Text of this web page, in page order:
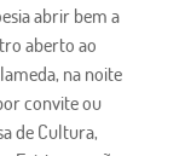
abrir bem a
aberto ao
na noite
convite ou
de Cultura,